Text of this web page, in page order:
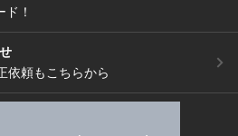
！
依頼もこちらから